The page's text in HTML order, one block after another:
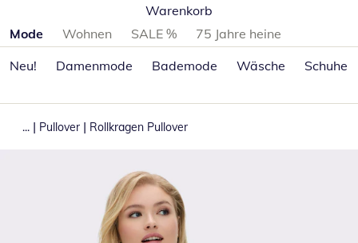
Warenkorb
Produktkategorien überspringen
Mode Wohnen SALE %
75 Jahre heine
Neu!
Damenmode Bademode Wäsche Schuhe
... | Pullover | Rollkragen Pullover